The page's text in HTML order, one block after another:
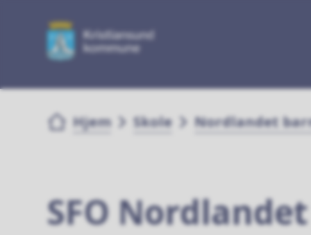
Du er her:
Hjem Skole Nordlandet
SFO Nordlandet